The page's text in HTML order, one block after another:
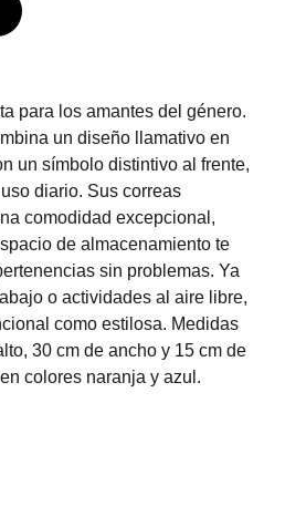
para los amantes del género.
un diseño llamativo en
un símbolo distintivo al frente,
diario. Sus correas
comodidad excepcional,
de almacenamiento te
sin problemas. Ya
o actividades al aire libre,
como estilosa. Medidas
30 cm de ancho y 15 cm de
colores naranja y azul.